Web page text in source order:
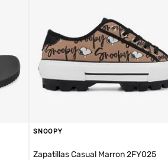
SNOOPY
Zapatillas Casual Marron 2FY025